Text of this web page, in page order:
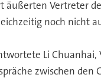
Vertreter
noch nicht
Li Chuanhai,
zwischen